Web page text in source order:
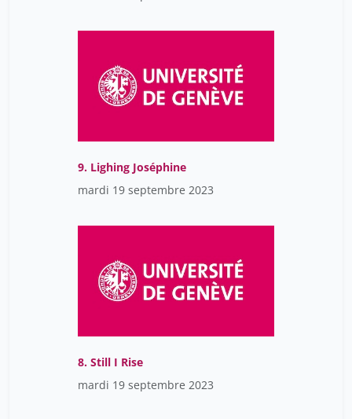
9. Lighing Joséphine
mardi 19 septembre 2023
8. Still I Rise
mardi 19 septembre 2023